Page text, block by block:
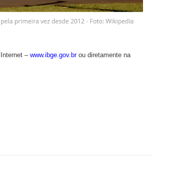
– www.ibge.gov.brou diretamente na